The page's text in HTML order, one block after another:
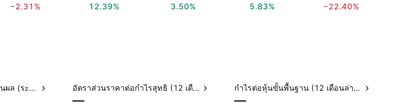
−2.31%
12.39%
3.50%
5.83%
−22.40%
อัตราผลตอบแทนจากเงินปันผล (ระบุไว้) อัตราส่วนราคาต่อกำไรสุทธิ (12 เดือนล่าสุด)
—
กำไรต่อหุ้นขั้นพื้นฐาน (12 เดือนล่าสุด)
—